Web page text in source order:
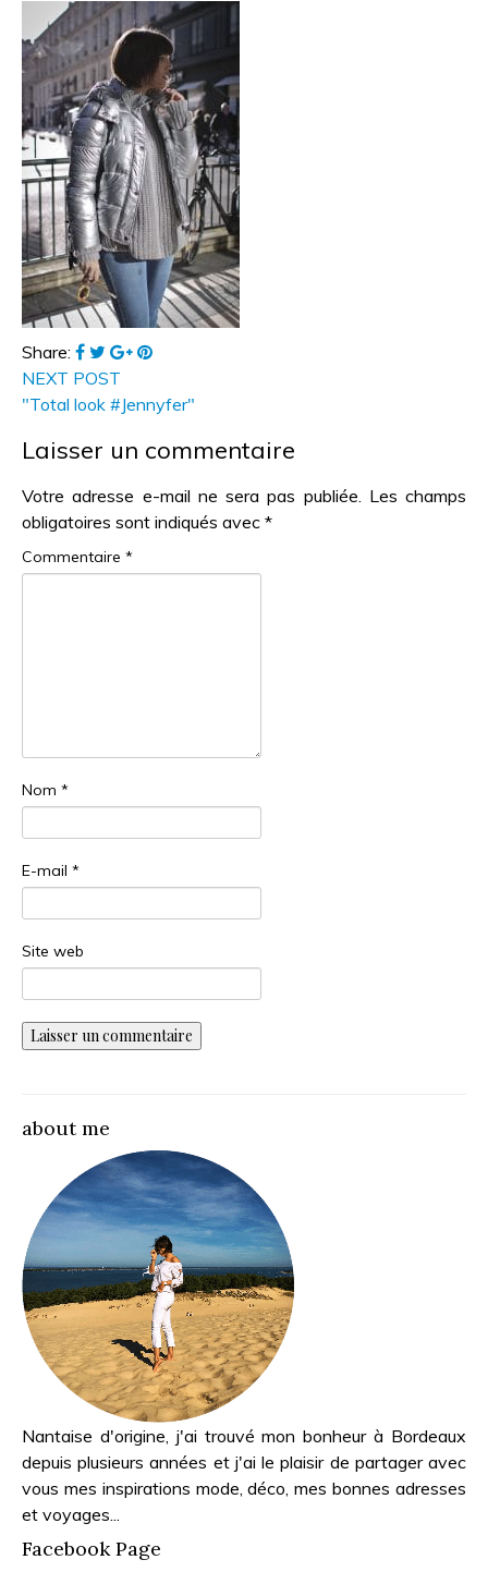
Share:
NEXT POST
"Total look #Jennyfer"
Laisser un commentaire
Votre adresse e-mail ne sera pas publiée. Les champs
obligatoires sont indiqués avec *
Commentaire *
Nom *
E-mail *
Site web
about me
Nantaise d'origine, j'ai trouvé mon bonheur à Bordeaux
depuis plusieurs années et j'ai le plaisir de partager avec
vous mes inspirations mode, déco, mes bonnes adresses
et voyages...
Facebook Page